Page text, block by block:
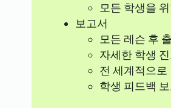
모든 학생을
보고서
모든 레슨 후
자세한 학생
전 세계적으로
학생 피드백